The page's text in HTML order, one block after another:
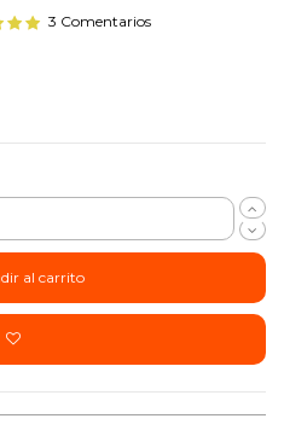
3 Comentarios
al carrito